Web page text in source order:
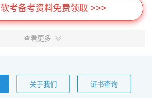
软考备考资料免费领取 >>>
查看更多
关于我们 证书查询